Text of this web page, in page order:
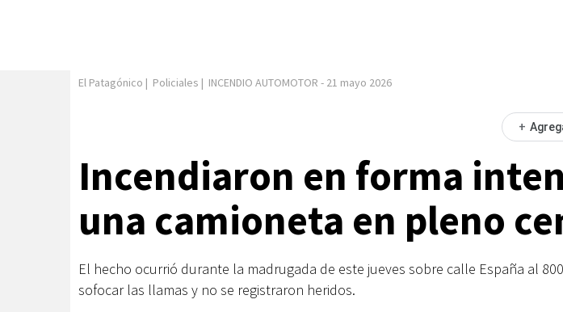
El Patagónico | Policiales | INCENDIO AUTOMOTOR - 21 mayo 2026
+
Incendiaron en forma
una camioneta en pleno
El hecho ocurrió durante la madrugada de este jueves sobre calle España al
sofocar las llamas y no se registraron heridos.